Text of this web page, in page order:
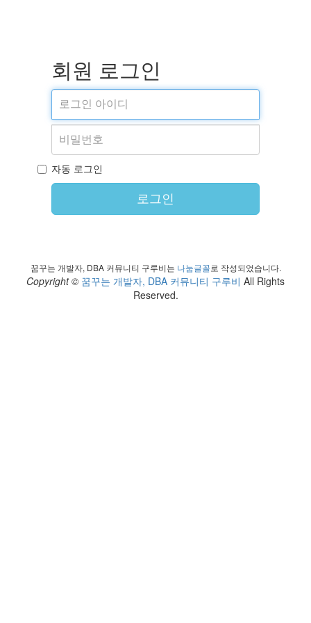
회원 로그인
자동 로그인
로그인
꿈꾸는 개발자, DBA 커뮤니티 구루비는 나눔글꼴로 작성되었습니다.
Copyright © 꿈꾸는 개발자, DBA 커뮤니티 구루비 All Rights
Reserved.